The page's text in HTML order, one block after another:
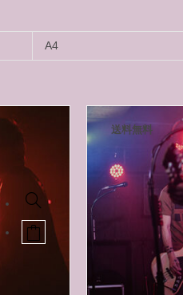
A4
送料無料